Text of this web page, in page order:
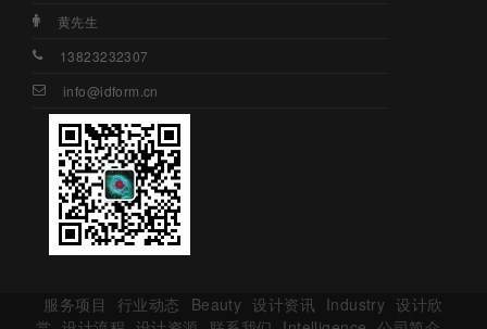
黄先生
13823232307
info@idform.cn
服务项目 行业动态 Beauty 设计资讯 Industry 设计欣